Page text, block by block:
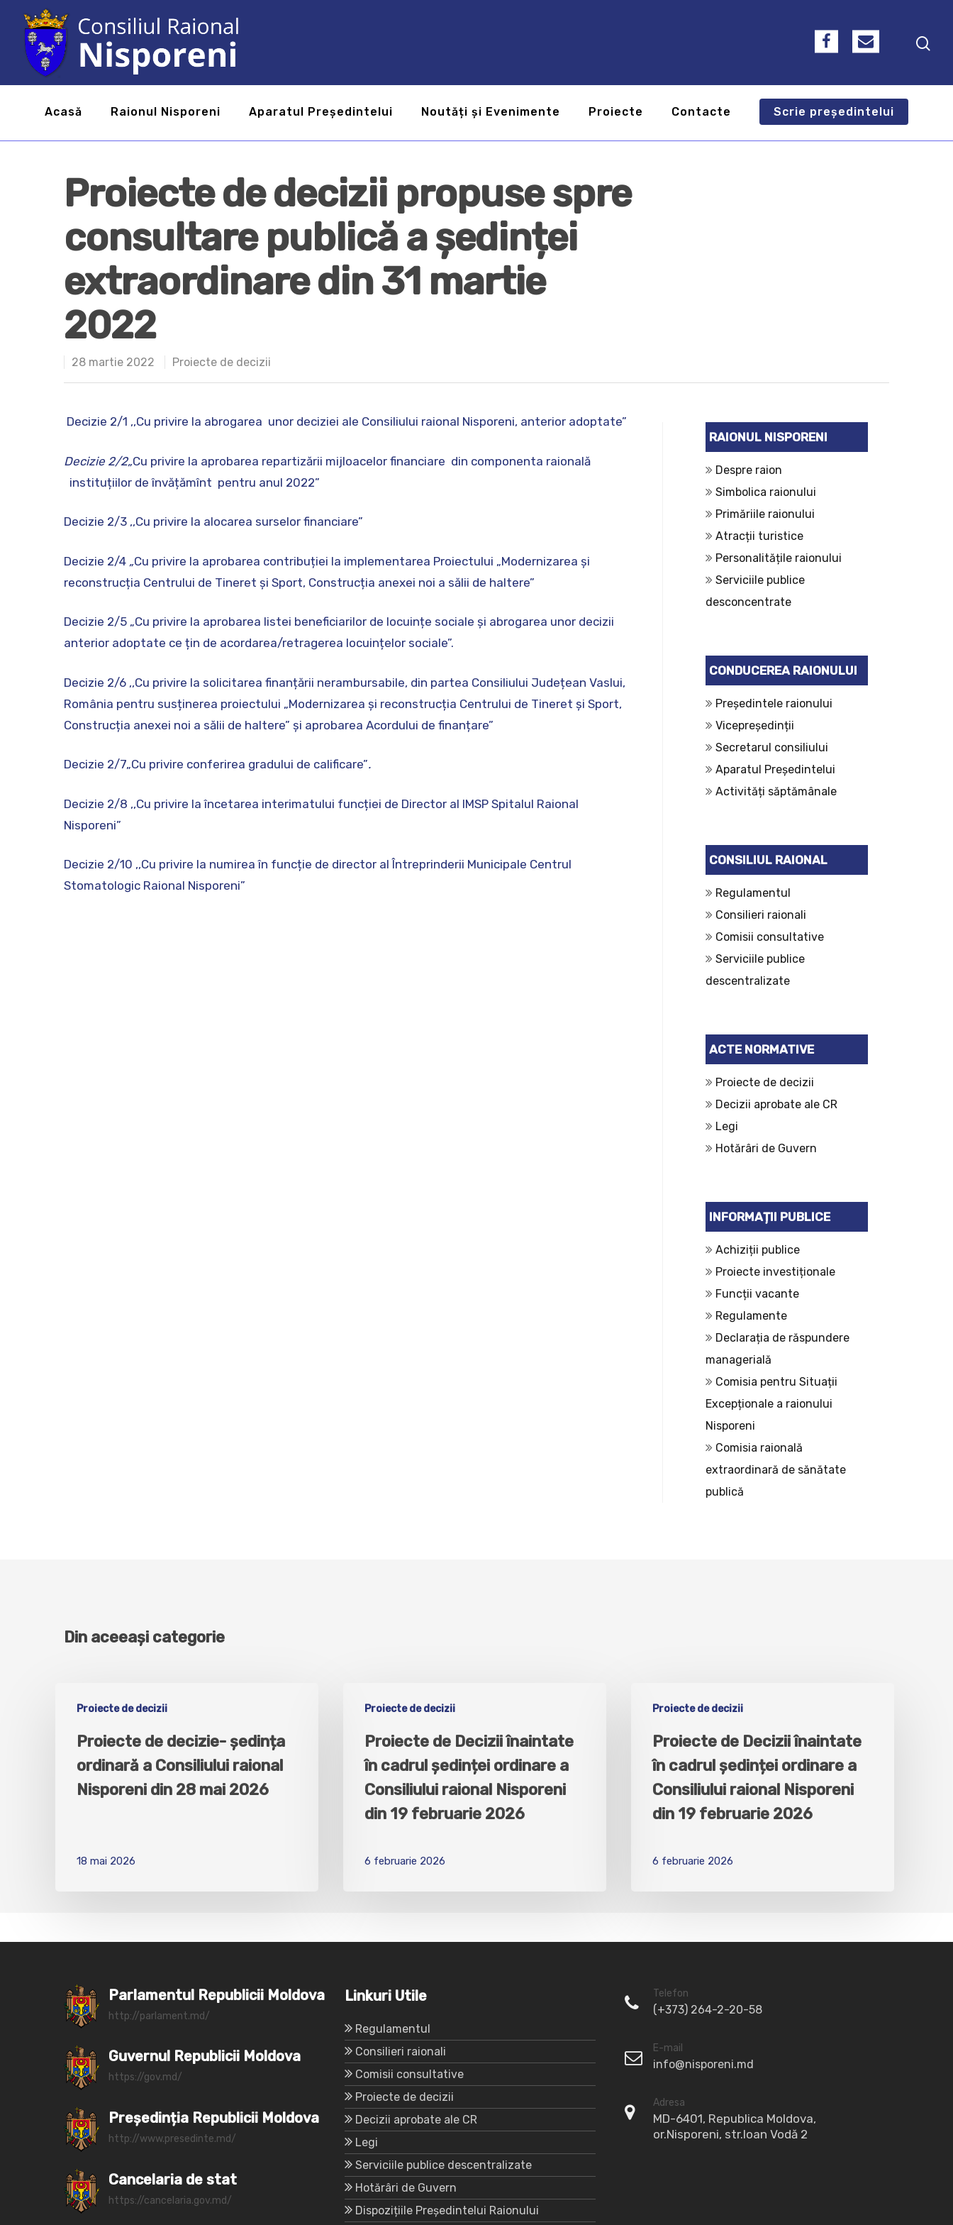
Hit enter to search or ESC to close
Acasă Raionul Nisporeni Aparatul Președintelui Noutăți și Evenimente Proiecte Contacte Scrie președintelui
Proiecte de decizii propuse spre
consultare publică a ședinței
extraordinare din 31 martie
2022
28 martie 2022 Proiecte de decizii
Decizie 2/1 ,,Cu privire la abrogarea unor deciziei ale Consiliului raional Nisporeni, anterior adoptate”
Decizie 2/2„Cu privire la aprobarea repartizării mijloacelor financiare din componenta raională
instituțiilor de învățămînt pentru anul 2022”
Decizie 2/3 ,,Cu privire la alocarea surselor financiare”
Decizie 2/4 „Cu privire la aprobarea contribuției la implementarea Proiectului „Modernizarea și
reconstrucția Centrului de Tineret și Sport, Construcția anexei noi a sălii de haltere”
Decizie 2/5 „Cu privire la aprobarea listei beneficiarilor de locuințe sociale și abrogarea unor decizii
anterior adoptate ce țin de acordarea/retragerea locuințelor sociale”.
Decizie 2/6 ,,Cu privire la solicitarea finanțării nerambursabile, din partea Consiliului Județean Vaslui,
România pentru susținerea proiectului „Modernizarea și reconstrucția Centrului de Tineret și Sport,
Construcția anexei noi a sălii de haltere” și aprobarea Acordului de finanțare”
Decizie 2/7„Cu privire conferirea gradului de calificare”.
Decizie 2/8 ,,Cu privire la încetarea interimatului funcției de Director al IMSP Spitalul Raional
Nisporeni”
Decizie 2/10 ,,Cu privire la numirea în funcție de director al Întreprinderii Municipale Centrul
Stomatologic Raional Nisporeni”
RAIONUL NISPORENI
Despre raion
Simbolica raionului
Primăriile raionului
Atracții turistice
Personalitățile raionului
Serviciile publice
desconcentrate
CONDUCEREA RAIONULUI
Președintele raionului
Vicepreședinții
Secretarul consiliului
Aparatul Președintelui
Activități săptămânale
CONSILIUL RAIONAL
Regulamentul
Consilieri raionali
Comisii consultative
Serviciile publice
descentralizate
ACTE NORMATIVE
Proiecte de decizii
Decizii aprobate ale CR
Legi
Hotărâri de Guvern
INFORMAȚII PUBLICE
Achiziții publice
Proiecte investiționale
Funcții vacante
Regulamente
Declarația de răspundere
managerială
Comisia pentru Situații
Excepționale a raionului
Nisporeni
Comisia raională
extraordinară de sănătate
publică
Din aceeași categorie
Proiecte de decizii
Proiecte de decizie- ședința
ordinară a Consiliului raional
Nisporeni din 28 mai 2026
18 mai 2026
Proiecte de decizii
Proiecte de Decizii înaintate
în cadrul ședinței ordinare a
Consiliului raional Nisporeni
din 19 februarie 2026
6 februarie 2026
Proiecte de decizii
Proiecte de Decizii înaintate
în cadrul ședinței ordinare a
Consiliului raional Nisporeni
din 19 februarie 2026
6 februarie 2026
Parlamentul Republicii Moldova
http://parlament.md/
Guvernul Republicii Moldova
https://gov.md/
Președinția Republicii Moldova
http://www.presedinte.md/
Cancelaria de stat
https://cancelaria.gov.md/
Linkuri Utile
Regulamentul
Consilieri raionali
Comisii consultative
Proiecte de decizii
Decizii aprobate ale CR
Legi
Serviciile publice descentralizate
Hotărâri de Guvern
Dispozițiile Președintelui Raionului
Telefon
(+373) 264-2-20-58
E-mail
info@nisporeni.md
Adresa
MD-6401, Republica Moldova,
or.Nisporeni, str.Ioan Vodă 2